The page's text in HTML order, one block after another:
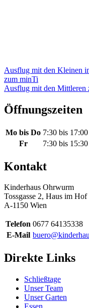
Ausflug mit den Kleinen
zum minTi
Ausflug mit den Mittleren
Öffnungszeiten
Mo bis Do 7:30 bis
Fr
7:30 bis
Kontakt
Kinderhaus Ohrwurm
Tossgasse 2, Haus im Hof
A-1150 Wien
Telefon 0677 64135338
E-Mail
Direkte Links
Schließtage
Unser Team
Unser Garten